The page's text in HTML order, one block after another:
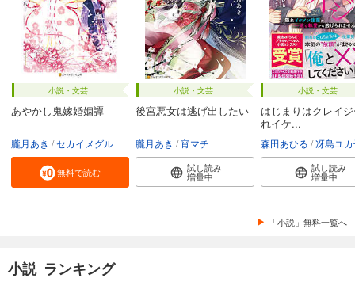
小説・文芸
あやかし鬼嫁婚姻譚
朧月あき セカイメグル
無料で読む
小説・文芸
後宮悪女は逃げ出したい
朧月あき 宵マチ
試し読み
増量中
小説・文芸
はじまりはクレイ
れイケ...
森田あひる 冴島ユ
試し読み
増量中
「小説」無料一覧へ
小説 ランキング